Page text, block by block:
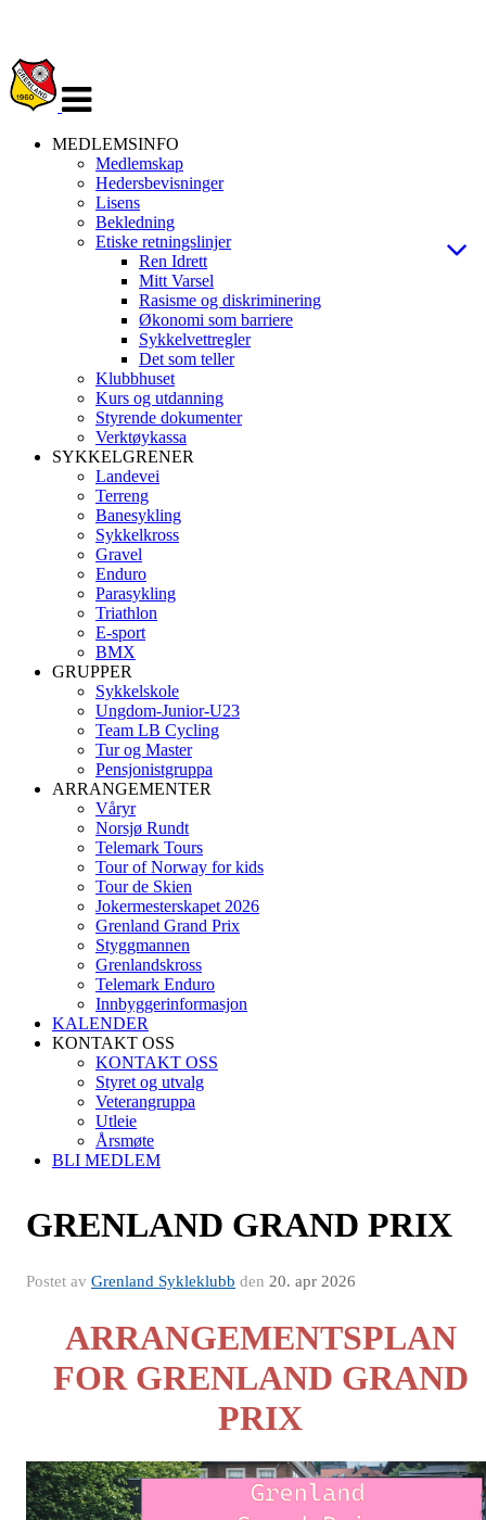
navigasjon
MEDLEMSINFO
Medlemskap
Hedersbevisninger
Lisens
Bekledning
Etiske retningslinjer
Ren Idrett
Mitt Varsel
Rasisme og diskriminering
Økonomi som barriere
Sykkelvettregler
Det som teller
Klubbhuset
Kurs og utdanning
Styrende dokumenter
Verktøykassa
SYKKELGRENER
Landevei
Terreng
Banesykling
Sykkelkross
Gravel
Enduro
Parasykling
Triathlon
E-sport
BMX
GRUPPER
Sykkelskole
Ungdom-Junior-U23
Team LB Cycling
Tur og Master
Pensjonistgruppa
ARRANGEMENTER
Våryr
Norsjø Rundt
Telemark Tours
Tour of Norway for kids
Tour de Skien
Jokermesterskapet 2026
Grenland Grand Prix
Styggmannen
Grenlandskross
Telemark Enduro
Innbyggerinformasjon
KALENDER
KONTAKT OSS
KONTAKT OSS
Styret og utvalg
Veterangruppa
Utleie
Årsmøte
BLI MEDLEM
GRENLAND GRAND PRIX
Postet av Grenland Sykleklubb den 20. apr 2026
ARRANGEMENTSPLAN
FOR GRENLAND GRAND
PRIX